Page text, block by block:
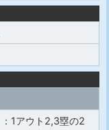
：1アウト2,3塁の2